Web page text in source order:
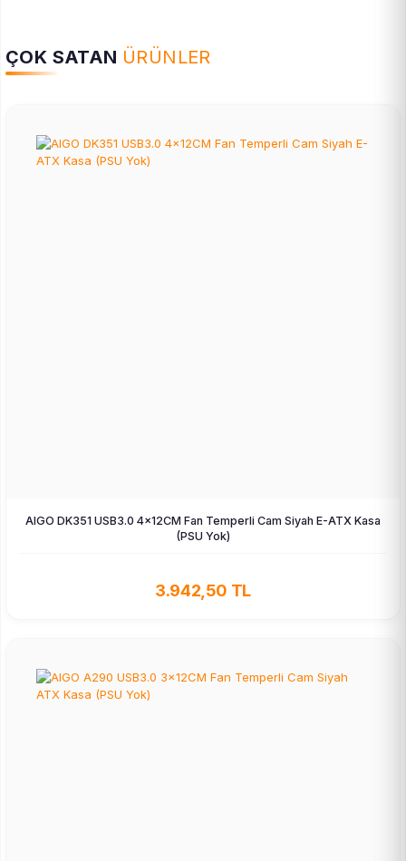
ÇOK SATAN ÜRÜNLER
AIGO DK351 USB3.0 4×12CM Fan Temperli Cam Siyah E-ATX Kasa
(PSU Yok)
3.942,50 TL